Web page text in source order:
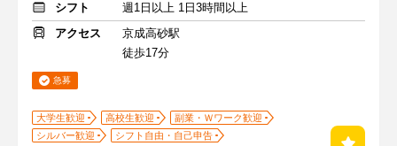
シフト
週1日以上 1日3時間以上
アクセス
京成高砂駅
徒歩17分
急募
大学生歓迎 高校生歓迎
副業・Ｗワーク歓迎
シルバー歓迎
シフト自由・自己申告